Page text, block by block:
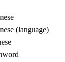
(language)